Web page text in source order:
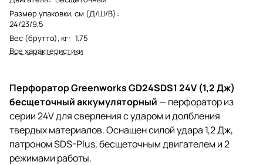
Размер упаковки, см (Д/Ш/В) :
24/23/9,5
Вес (брутто), кг: 1.75
Все характеристики
Перфоратор Greenworks GD24SDS1 24V (1,2 Дж)
бесщеточный аккумуляторный — перфоратор из
серии 24V для сверления с ударом и долбления
твердых материалов. Оснащен силой удара 1,2 Дж,
патроном SDS-Plus, бесщеточным двигателем и 2
режимами работы.